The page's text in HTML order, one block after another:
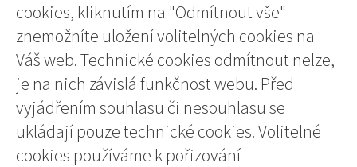
cookies, kliknutím na "Odmítnout vše"
znemožníte uložení volitelných cookies na
Váš web. Technické cookies odmítnout nelze,
je na nich závislá funkčnost webu. Před
vyjádřením souhlasu či nesouhlasu se
ukládají pouze technické cookies. Volitelné
cookies používáme k pořizování